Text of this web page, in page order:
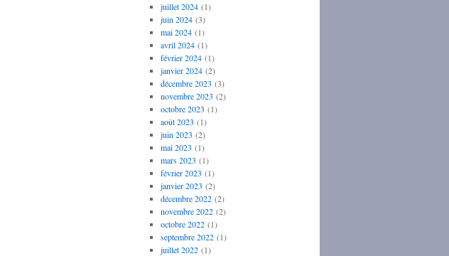
juillet 2024(1)
juin 2024(3)
mai 2024(1)
avril 2024(1)
février 2024(1)
janvier 2024(2)
décembre 2023 (3)
novembre 2023 (2)
octobre 2023 (1)
août 2023 (1)
juin 2023 (2)
mai 2023 (1)
mars 2023 (1)
février 2023 (1)
janvier 2023 (2)
décembre 2022(2)
novembre 2022(2)
octobre 2022(1)
septembre 2022(1)
juillet 2022(1)